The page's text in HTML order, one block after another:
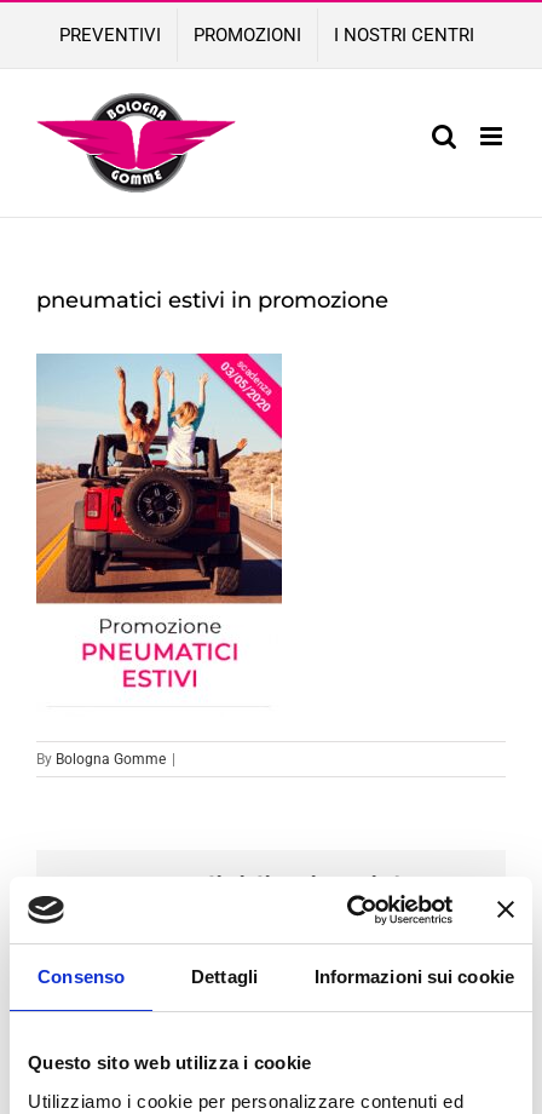
Consenso Dettagli Informazioni sui cookie
Questo sito web utilizza i cookie
Utilizziamo i cookie per personalizzare contenuti ed
content
PREVENTIVI PROMOZIONI I NOSTRI CENTRI
pneumatici estivi in promozione
By Bologna Gomme
Condividi sui social
FacebookLinkedInEmail